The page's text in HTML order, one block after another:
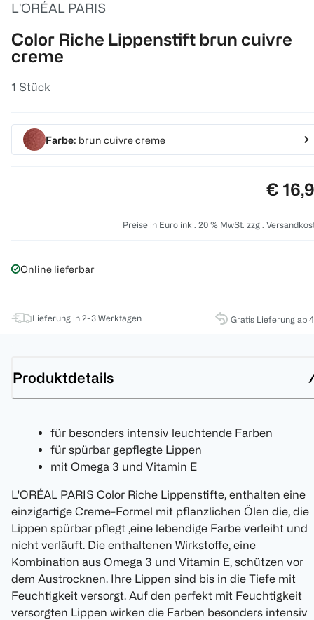
L'ORÉAL PARIS
Color Riche Lippenstift brun cuivre
creme
1 Stück
Farbe: brun cuivre creme
Preis:
€
Preise in Euro inkl. 20 % MwSt. zzgl.
Online lieferbar
Lieferung in 2-3 Werktagen Gratis Lieferung ab
Produktdetails
für besonders intensiv leuchtende Farben
für spürbar gepflegte Lippen
mit Omega 3 und Vitamin E
L'ORÉAL PARIS Color Riche Lippenstifte, enthalten eine
einzigartige Creme-Formel mit pflanzlichen Ölen die, die
Lippen spürbar pflegt ,eine lebendige Farbe verleiht und
nicht verläuft. Die enthaltenen Wirkstoffe, eine
Kombination aus Omega 3 und Vitamin E, schützen vor
dem Austrocknen. Ihre Lippen sind bis in die Tiefe mit
Feuchtigkeit versorgt. Auf den perfekt mit Feuchtigkeit
versorgten Lippen wirken die Farben besonders intensiv